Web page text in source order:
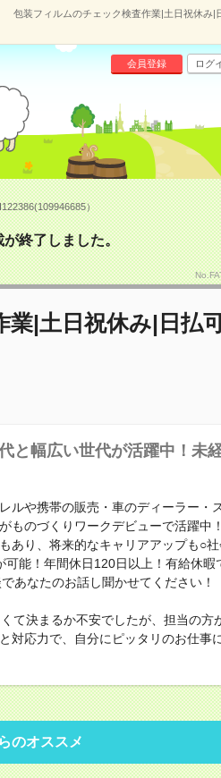
包装フィルムのチェック検査作業|土日祝休み|
会員登録 ログ
）
終了しました。
|土日祝休み|日払
と幅広い世代が活躍中！未
ルや携帯の販売・車のディーラー・
ものづくりワークデビューで活躍中
あり、将来的なキャリアアップも○
能！年間休日120日以上！有給休暇
あなたのお話し聞かせてください！
て決まるか不安でしたが、担当の方
対応力で、自分にピッタリのお仕事
のオススメ